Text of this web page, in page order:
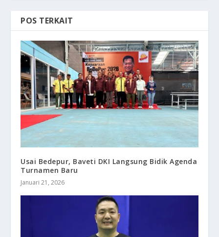
POS TERKAIT
Usai Bedepur, Baveti DKI Langsung Bidik Agenda
Turnamen Baru
Januari 21, 2026